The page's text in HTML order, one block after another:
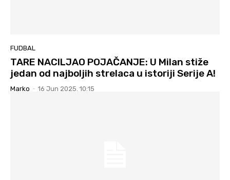
FUDBAL
TARE NACILJAO POJAČANJE: U Milan stiže
jedan od najboljih strelaca u istoriji Serije A!
Marko - 16 Jun 2025. 10:15